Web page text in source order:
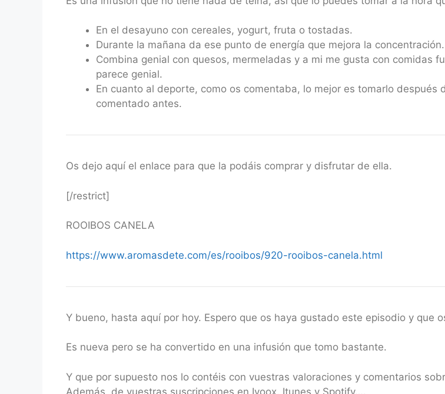
En el desayuno con cereales, yogurt, fruta o tostadas.
Durante la mañana da ese punto de energía que mejora la
Combina genial con quesos, mermeladas y a mi me gusta con comidas
parece genial.
En cuanto al deporte, como os comentaba, lo mejor es tomarlo
comentado antes.
Os dejo aquí el enlace para que la podáis comprar y disfrutar de ella.
[/restrict]
ROOIBOS CANELA
https://www.aromasdete.com/es/rooibos/920-rooibos-canela.html
Y bueno, hasta aquí por hoy. Espero que os haya gustado este episodio y que
Es nueva pero se ha convertido en una infusión que tomo bastante.
Y que por supuesto nos lo contéis con vuestras valoraciones y comentarios
Además de vuestras suscripciones en Ivoox, Itunes y Spotify….